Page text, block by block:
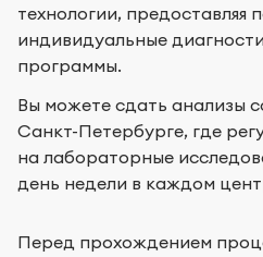
технологии, предоставляя
индивидуальные
программы.
Вы можете сдать анализы
Санкт-Петербурге, где
на лабораторные
день недели в каждом
Перед прохождением